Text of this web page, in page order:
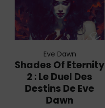
Shades Of Eternity
2 : Le Duel Des
Destins De Eve
Dawn
Eve Dawn